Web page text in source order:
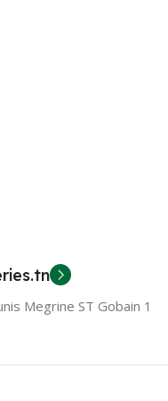
Megrine ST Gobain 1